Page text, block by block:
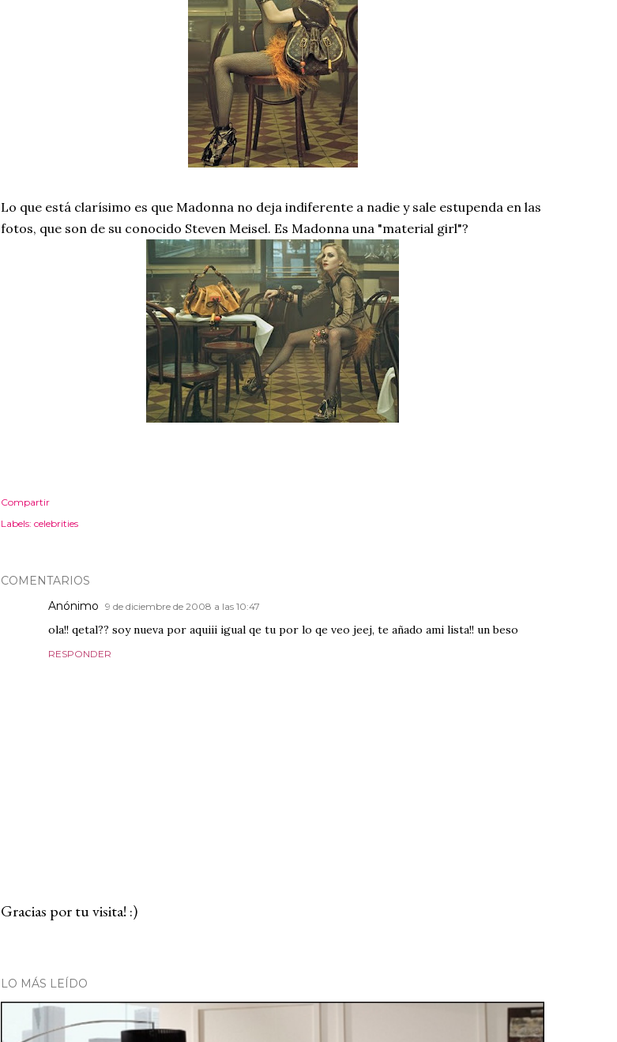
Lo que está clarísimo es que Madonna no deja indiferente a nadie y sale estupenda en las
fotos, que son de su conocido Steven Meisel. Es Madonna una "material girl"?
Compartir
Labels: celebrities
COMENTARIOS
Anónimo 9 de diciembre de 2008 a las 10:47
ola!! qetal?? soy nueva por aquiii igual qe tu por lo qe veo jeej, te añado ami lista!! un beso
RESPONDER
l
Gracias por tu visita! :)
LO MÁS LEÍDO